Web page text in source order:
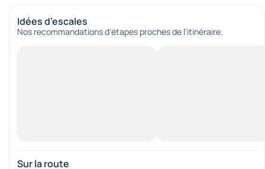
Idées d’escales
Nos recommandations d'étapes proches de l’itinéraire.
Sur la route